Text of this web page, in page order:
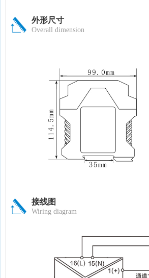
外形尺寸
Overall dimension
接线图
Wiring diagram